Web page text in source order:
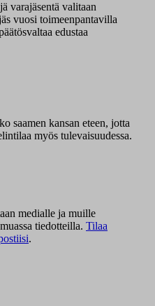
varajäsentä valitaan
vuosi toimeenpantavilla
edustaa
saamen kansan eteen, jotta
myös tulevaisuudessa.
medialle ja muille
tiedotteilla. Tilaa
.